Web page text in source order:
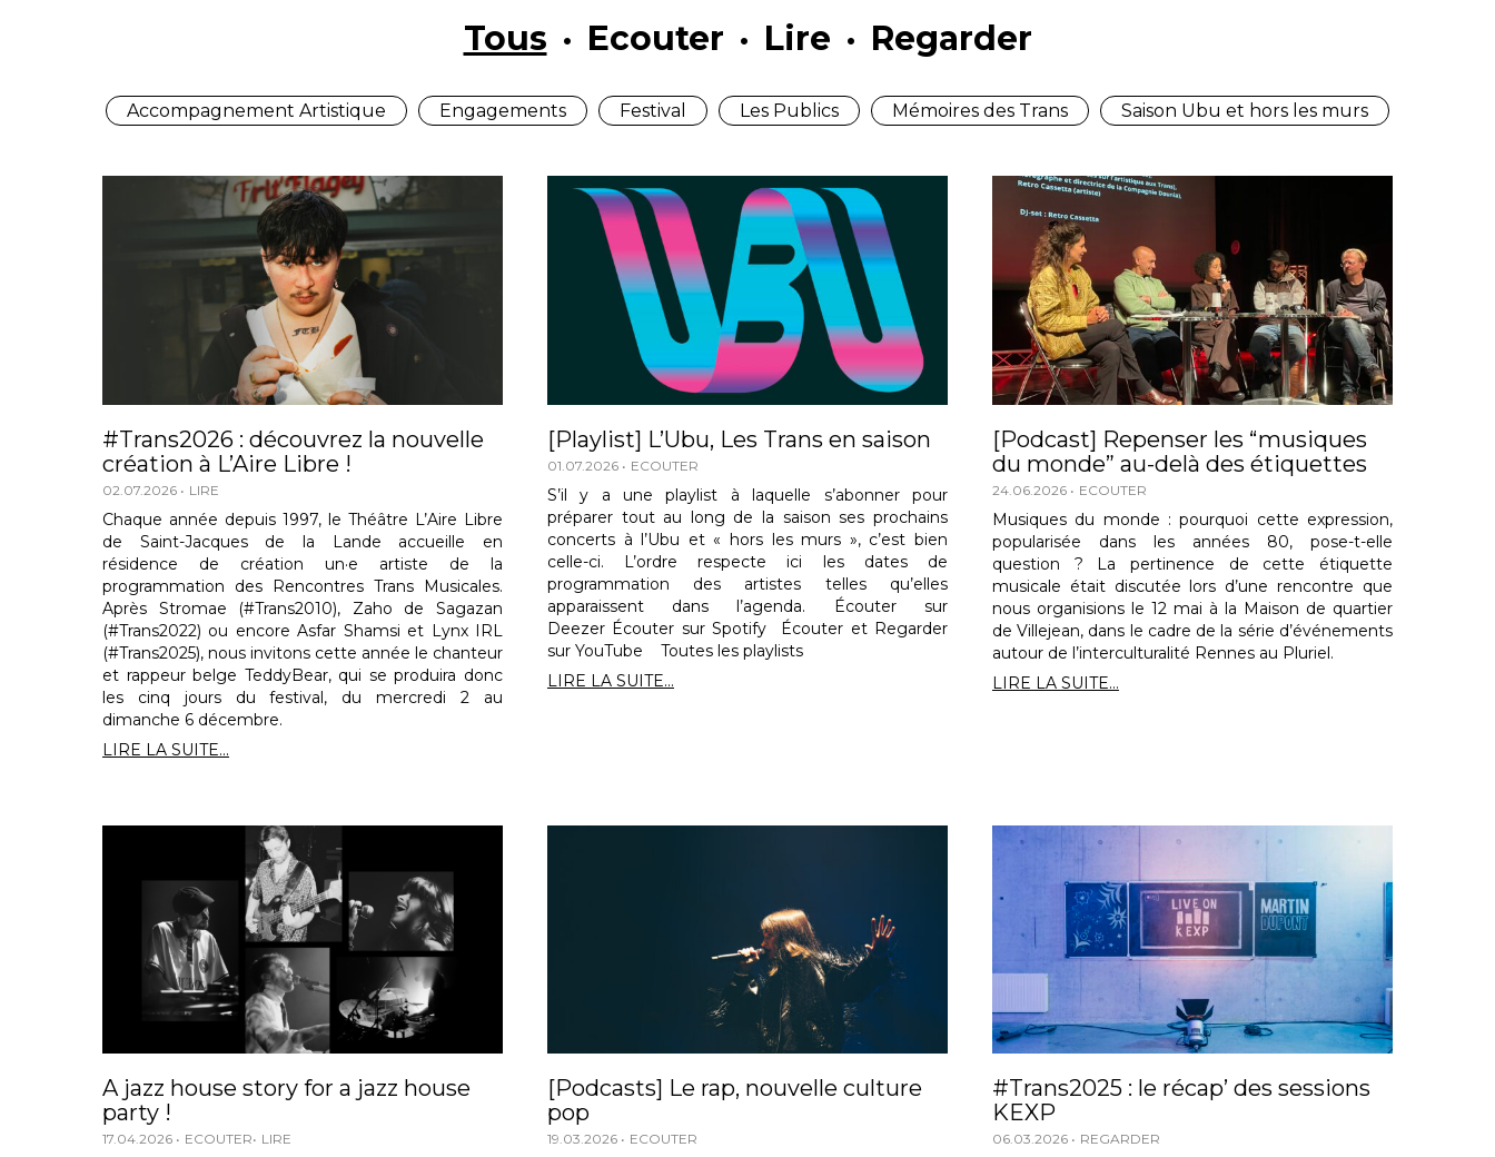
Tous Ecouter Lire Regarder
Accompagnement Artistique Engagements Festival Les Publics Mémoires des Trans Saison Ubu et hors les murs
#Trans2026 : découvrez la nouvelle
création à L’Aire Libre !
02.07.2026 LIRE
Chaque année depuis 1997, le Théâtre L’Aire Libre
de Saint-Jacques de la Lande accueille en
résidence de création un·e artiste de la
programmation des Rencontres Trans Musicales.
Après Stromae (#Trans2010), Zaho de Sagazan
(#Trans2022) ou encore Asfar Shamsi et Lynx IRL
(#Trans2025), nous invitons cette année le chanteur
et rappeur belge TeddyBear, qui se produira donc
les cinq jours du festival, du mercredi 2 au
dimanche 6 décembre.
LIRE LA SUITE...
[Playlist] L’Ubu, Les Trans en saison
01.07.2026 ECOUTER
S’il y a une playlist à laquelle s’abonner pour
préparer tout au long de la saison ses prochains
concerts à l’Ubu et « hors les murs », c’est bien
celle-ci. L’ordre respecte ici les dates de
programmation des artistes telles qu’elles
apparaissent dans l’agenda. Écouter sur
Deezer Écouter sur Spotify Écouter et Regarder
sur YouTube Toutes les playlists
LIRE LA SUITE...
[Podcast] Repenser les “musiques
du monde” au-delà des étiquettes
24.06.2026 ECOUTER
Musiques du monde : pourquoi cette expression,
popularisée dans les années 80, pose-t-elle
question ? La pertinence de cette étiquette
musicale était discutée lors d’une rencontre que
nous organisions le 12 mai à la Maison de quartier
de Villejean, dans le cadre de la série d’événements
autour de l’interculturalité Rennes au Pluriel.
LIRE LA SUITE...
A jazz house story for a jazz house
party !
17.04.2026 ECOUTER LIRE
[Podcasts] Le rap, nouvelle culture
pop
19.03.2026 ECOUTER
#Trans2025 : le récap’ des sessions
KEXP
06.03.2026 REGARDER